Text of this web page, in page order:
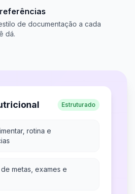
de documentação a cada
dá.
Estruturado
rotina e
metas, exames e